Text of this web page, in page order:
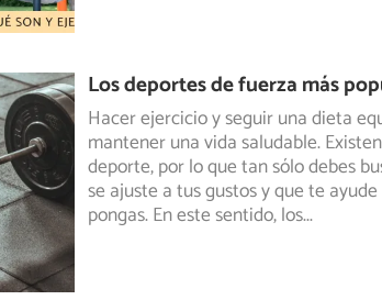
Los deportes de fuerza más
Hacer ejercicio y seguir una dieta
mantener una vida saludable.
deporte, porlo que tan sólo debes
se ajuste a tus gustos y que te
pongas. En este sentido, los...